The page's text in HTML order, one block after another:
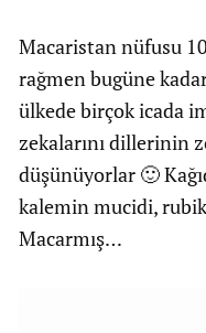
Macaristan nüfusu
rağmen bugüne
ülkede birçok icada
zekalarını dillerinin
düşünüyorlar 🙂
kalemin mucidi,
Macarmış…